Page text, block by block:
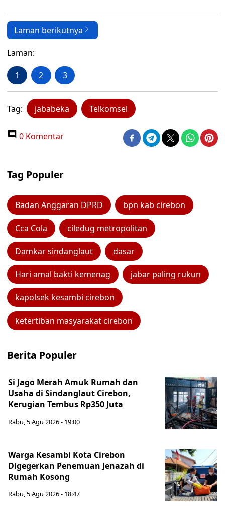
Laman berikutnya
Laman:
1 2 3
Tag: jababeka Telkomsel
0 Komentar
Tag Populer
Badan Anggaran DPRD bpn kab cirebon
Cca Cola ciledug metropolitan
Damkar sindanglaut dasar
Hari amal bakti kemenag jabar paling rukun
kapolsek kesambi cirebon
ketertiban masyarakat cirebon
Berita Populer
Si Jago Merah Amuk Rumah dan
Usaha di Sindanglaut Cirebon,
Kerugian Tembus Rp350 Juta
Rabu, 5 Agu 2026 - 19:00
Warga Kesambi Kota Cirebon
Digegerkan Penemuan Jenazah di
Rumah Kosong
Rabu, 5 Agu 2026 - 18:47